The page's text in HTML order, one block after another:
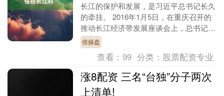
长江的保护和发展，是习近平总书记长久
的牵挂。 2016年1月5日，在重庆召开的
推动长江经济带发展座谈会上，总书记明
确提出倍操盘，“当前和今后相当长一个
时期，要把....
倍操盘
查看：99 分类： 股票配资专业
涨8配资 三名“台独”分子两次
上清单!